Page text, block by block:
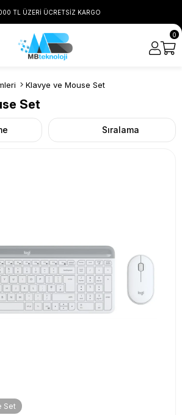
TL ÜZERİ ÜCRETSİZ KARGO
0
Klavye ve Mouse Set
Set
Sıralama
Set